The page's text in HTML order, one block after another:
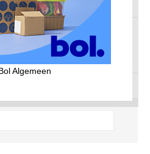
Noord
Redactie AmsterdamNoord com